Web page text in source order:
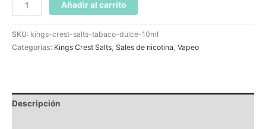
Añadir al carrito
SKU: kings-crest-salts-tabaco-dulce-10ml
Categorías: Kings Crest Salts, Sales de nicotina, Vapeo
Descripción